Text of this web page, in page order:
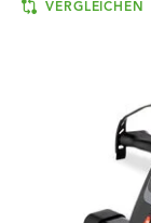
VERGLEICHEN